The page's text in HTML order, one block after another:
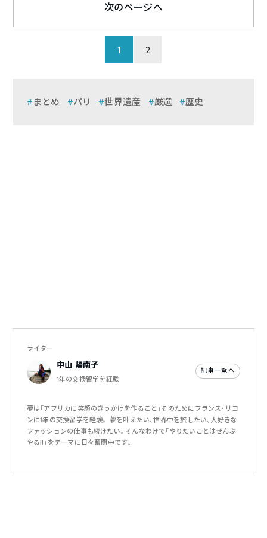
1 2
次のページへ
まとめ パリ 世界遺産 厳選 歴史
ライター
中山 陽南子
1年の交換留学を経験
記事一覧へ
夢は「アフリカに笑顔のきっかけを作ること」そのためにフランス・リヨ
ンに1年の交換留学を経験。 夢を叶えたい、世界中を旅したい、大好きな
ファッションの仕事も続けたい。そんなわけで「やりたいことはぜんぶ
やる‼︎」をテーマに日々奮闘中です。